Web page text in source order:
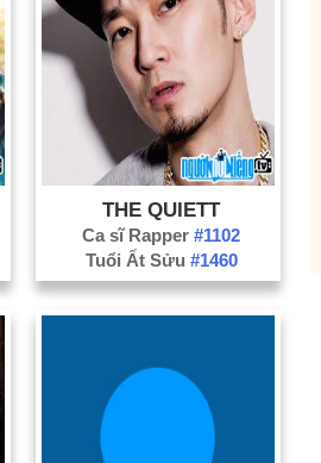
THE QUIETT
Ca sĩ Rapper#1102
Tuổi Ất Sửu #1460